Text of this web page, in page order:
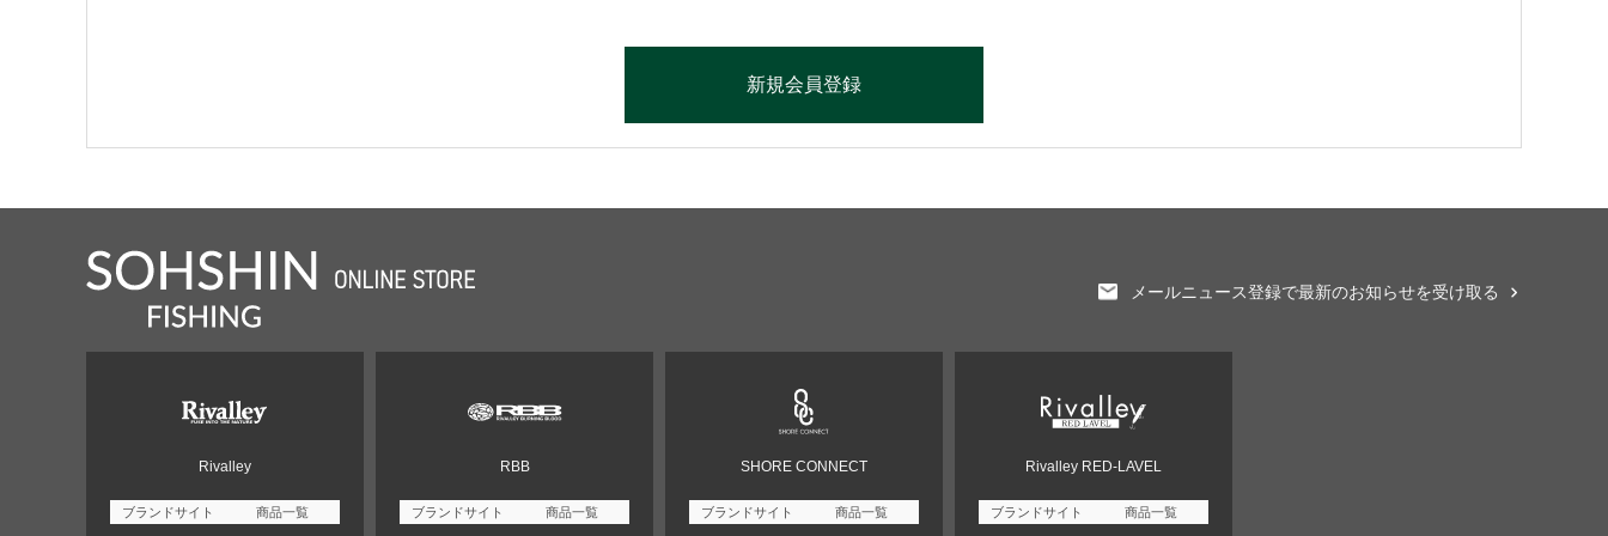
メールニュース登録で最新のお知らせを受け取る
Rivalley
ブランドサイト 商品一覧
RBB
ブランドサイト 商品一覧
SHORE CONNECT
ブランドサイト 商品一覧
Rivalley RED-LAVEL
ブランドサイト 商品一覧